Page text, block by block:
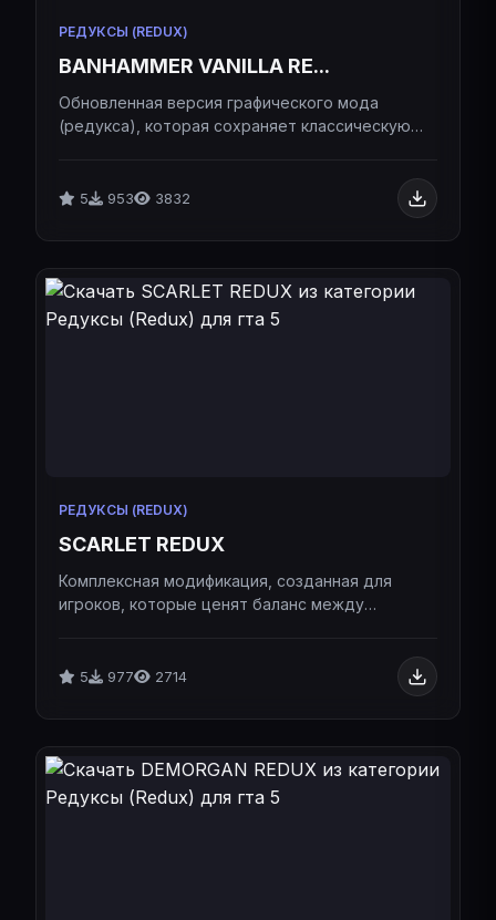
РЕДУКСЫ (REDUX)
BANHAMMER VANILLA RE...
Обновленная версия графического мода
(редукса), которая сохраняет классическую
составляющую и оптимизирует геймплей для
версия графического мода (редукса), которая
сохраняет классическую стилистику
оригинальной игры, но при этом значительно
улучшает визуальную составляющую и
оптимизирует геймплей для комфортной игры и
5 953 3832
РЕДУКСЫ (REDUX)
SCARLET REDUX
Комплексная модификация, созданная для
игроков, которые ценят баланс между
модификация, созданная для игроков, которые
производительностью.
5 977 2714